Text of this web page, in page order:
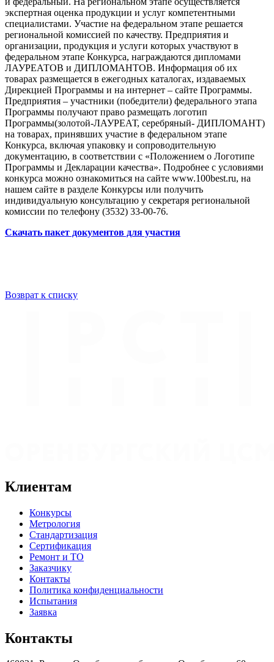
экспертная оценка продукции и услуг компетентными
специалистами. Участие на федеральном этапе решается
региональной комиссией по качеству. Предприятия и
организации, продукция и услуги которых участвуют в
федеральном этапе Конкурса, награждаются дипломами
ЛАУРЕАТОВ и ДИПЛОМАНТОВ. Информация об их
товарах размещается в ежегодных каталогах, издаваемых
Дирекцией Программы и на интернет – сайте Программы.
Предприятия – участники (победители) федерального этапа
Программы получают право размещать логотип
Программы(золотой-ЛАУРЕАТ, серебряный- ДИПЛОМАНТ)
на товарах, принявших участие в федеральном этапе
Конкурса, включая упаковку и сопроводительную
документацию, в соответствии с «Положением о Логотипе
Программы и Декларации качества». Подробнее с условиями
конкурса можно ознакомиться на сайте www.100best.ru, на
нашем сайте в разделе Конкурсы или получить
индивидуальную консультацию у секретаря региональной
комиссии по телефону (3532) 33-00-76.
Скачать пакет документов для участия
Возврат к списку
Клиентам
Конкурсы
Метрология
Стандартизация
Сертификация
Ремонт и ТО
Заказчику
Контакты
Политика конфиденциальности
Испытания
Заявка
Контакты